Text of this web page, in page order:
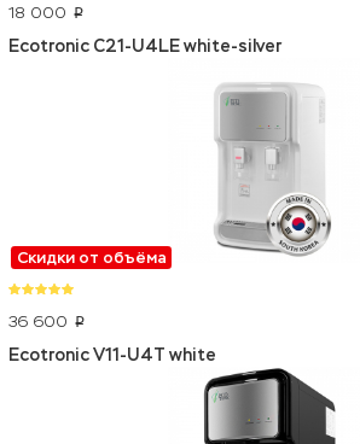
18 000 p
Ecotronic C21-U4LE white-silver
Скидки от объёма
36 600 p
Ecotronic V11-U4T white